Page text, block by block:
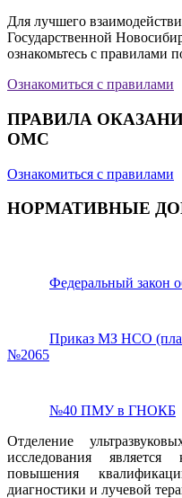
Для лучшего
Государственной
ознакомьтесь с правилами
Ознакомиться с правилами
ПРАВИЛА
ОМС
Ознакомиться с правилами
НОРМАТИВНЫЕ
Федеральный закон
Приказ МЗ НСО
№2065
№40 ПМУ в ГНОКБ
Отделение
исследования является
повышения
диагностики и лучевой